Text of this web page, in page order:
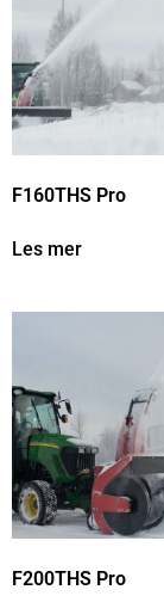
F160THS Pro
Les mer
F200THS Pro